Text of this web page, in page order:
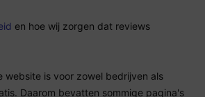
en hoe wij zorgen dat reviews
website is voor zowel bedrijven als
Daarom bevatten sommige pagina's